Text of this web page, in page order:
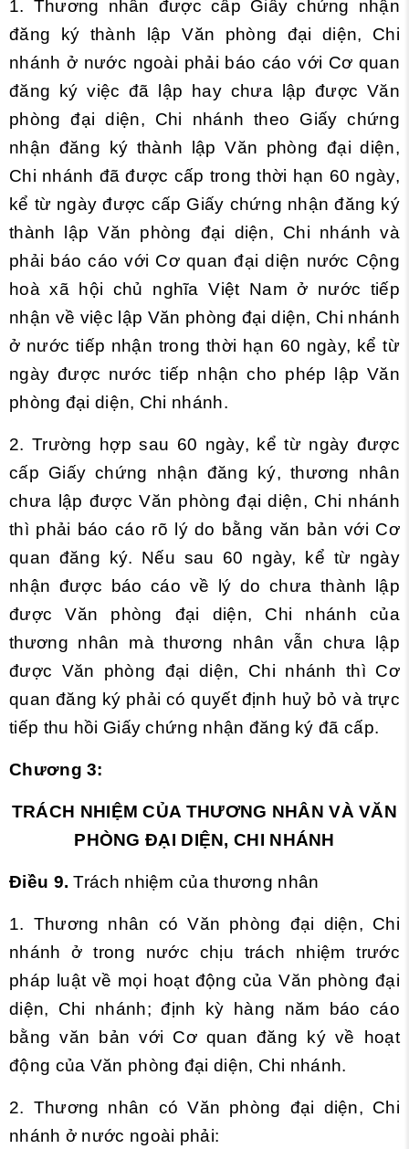
1. Thương nhân được cấp Giấy chứng nhận
đăng ký thành lập Văn phòng đại diện, Chi
nhánh ở nước ngoài phải báo cáo với Cơ quan
đăng ký việc đã lập hay chưa lập được Văn
phòng đại diện, Chi nhánh theo Giấy chứng
nhận đăng ký thành lập Văn phòng đại diện,
Chi nhánh đã được cấp trong thời hạn 60 ngày,
kể từ ngày được cấp Giấy chứng nhận đăng ký
thành lập Văn phòng đại diện, Chi nhánh và
phải báo cáo với Cơ quan đại diện nước Cộng
hoà xã hội chủ nghĩa Việt Nam ở nước tiếp
nhận về việc lập Văn phòng đại diện, Chi nhánh
ở nước tiếp nhận trong thời hạn 60 ngày, kể từ
ngày được nước tiếp nhận cho phép lập Văn
phòng đại diện, Chi nhánh.
2. Trường hợp sau 60 ngày, kể từ ngày được
cấp Giấy chứng nhận đăng ký, thương nhân
chưa lập được Văn phòng đại diện, Chi nhánh
thì phải báo cáo rõ lý do bằng văn bản với Cơ
quan đăng ký. Nếu sau 60 ngày, kể từ ngày
nhận được báo cáo về lý do chưa thành lập
được Văn phòng đại diện, Chi nhánh của
thương nhân mà thương nhân vẫn chưa lập
được Văn phòng đại diện, Chi nhánh thì Cơ
quan đăng ký phải có quyết định huỷ bỏ và trực
tiếp thu hồi Giấy chứng nhận đăng ký đã cấp.
Chương 3:
TRÁCH NHIỆM CỦA THƯƠNG NHÂN VÀ VĂN
PHÒNG ĐẠI DIỆN, CHI NHÁNH
Điều 9. Trách nhiệm của thương nhân
1. Thương nhân có Văn phòng đại diện, Chi
nhánh ở trong nước chịu trách nhiệm trước
pháp luật về mọi hoạt động của Văn phòng đại
diện, Chi nhánh; định kỳ hàng năm báo cáo
bằng văn bản với Cơ quan đăng ký về hoạt
động của Văn phòng đại diện, Chi nhánh.
2. Thương nhân có Văn phòng đại diện, Chi
nhánh ở nước ngoài phải: